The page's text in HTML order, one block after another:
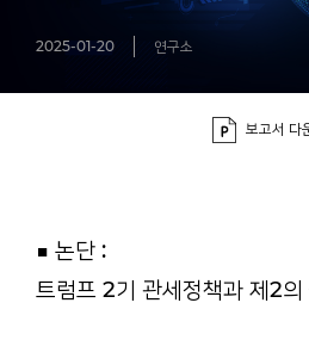
2025-01-20 연구소
보고서 다
■ 논단 :
트럼프 2기 관세정책과 제2